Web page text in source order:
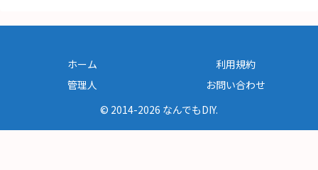
ホーム
利用規約
管理人
お問い合わせ
© 2014-2026 なんでもDIY.